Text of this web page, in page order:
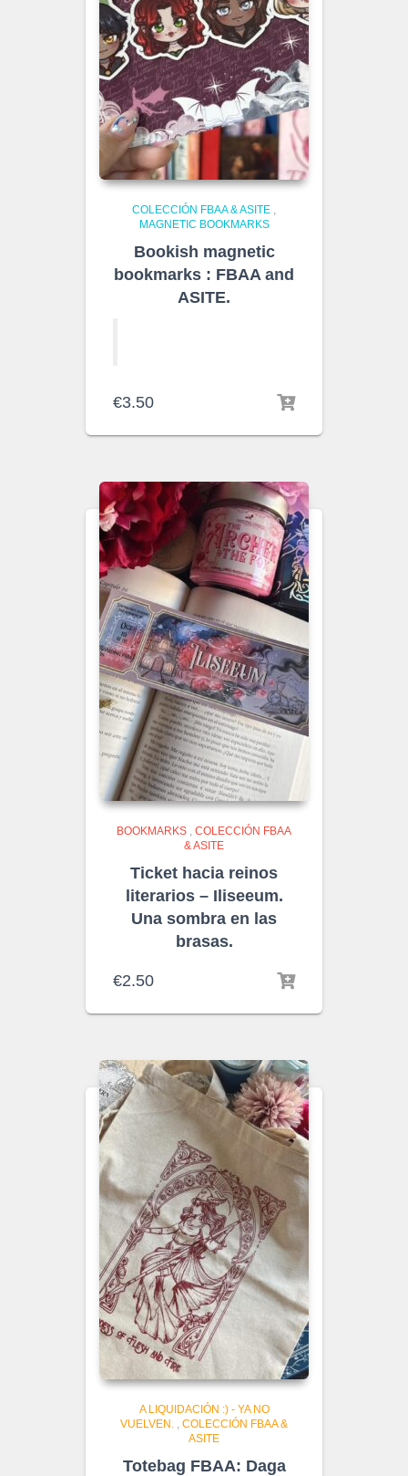
COLECCIÓN FBAA & ASITE ,
MAGNETIC BOOKMARKS
Bookish magnetic
bookmarks : FBAA and
ASITE.
€3.50
BOOKMARKS , COLECCIÓN FBAA
& ASITE
Ticket hacia reinos
literarios – Iliseeum.
Una sombra en las
brasas.
€2.50
A LIQUIDACIÓN :) - YA NO
VUELVEN. , COLECCIÓN FBAA &
ASITE
Totebag FBAA: Daga